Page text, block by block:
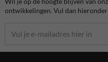
ontwikkelingen. Vul dan